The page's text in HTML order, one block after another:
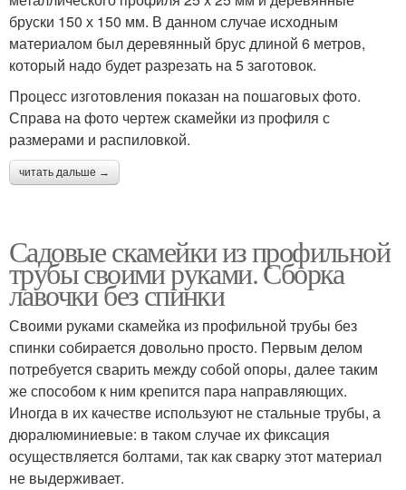
бруски 150 х 150 мм. В данном случае исходным
материалом был деревянный брус длиной 6 метров,
который надо будет разрезать на 5 заготовок.
Процесс изготовления показан на пошаговых фото.
Справа на фото чертеж скамейки из профиля с
размерами и распиловкой.
читать дальше →
Садовые скамейки из профильной
трубы своими руками. Сборка
лавочки без спинки
Своими руками скамейка из профильной трубы без
спинки собирается довольно просто. Первым делом
потребуется сварить между собой опоры, далее таким
же способом к ним крепится пара направляющих.
Иногда в их качестве используют не стальные трубы, а
дюралюминиевые: в таком случае их фиксация
осуществляется болтами, так как сварку этот материал
не выдерживает.